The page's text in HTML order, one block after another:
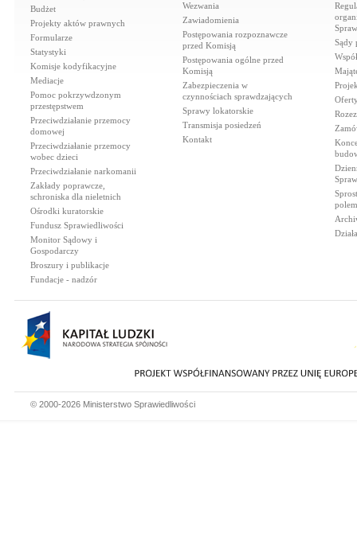
Budżet
Projekty aktów prawnych
Formularze
Statystyki
Komisje kodyfikacyjne
Mediacje
Pomoc pokrzywdzonym
przestępstwem
Przeciwdziałanie przemocy
domowej
Przeciwdziałanie przemocy
wobec dzieci
Przeciwdziałanie narkomanii
Zakłady poprawcze,
schroniska dla nieletnich
Ośrodki kuratorskie
Fundusz Sprawiedliwości
Monitor Sądowy i
Gospodarczy
Broszury i publikacje
Fundacje - nadzór
Wezwania
Zawiadomienia
Postępowania rozpoznawcze
przed Komisją
Postępowania ogólne przed
Komisją
Zabezpieczenia w
czynnościach sprawdzających
Sprawy lokatorskie
Transmisja posiedzeń
Kontakt
Sądy
© 2000-2026 Ministerstwo Sprawiedliwości